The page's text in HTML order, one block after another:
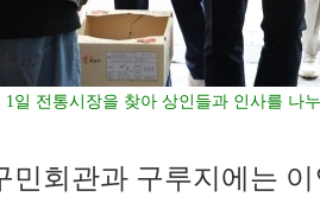
일 전통시장을 찾아 상인들과 인사를 나
민회관과 구루지에는